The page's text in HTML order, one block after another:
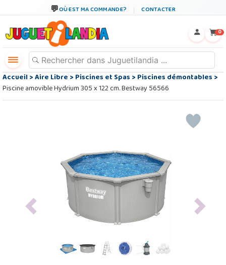
OÙ EST MA COMMANDE? CONTACTER
0
Accueil>Aire Libre>Piscines et Spas>Piscines démontables>
Piscine amovible Hydrium 305 x 122 cm. Bestway 56566
Previous Next